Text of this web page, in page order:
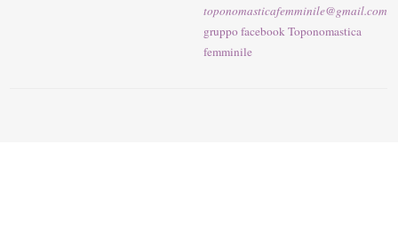
toponomasticafemminile@gmail.com
gruppo facebook Toponomastica
femminile